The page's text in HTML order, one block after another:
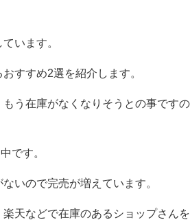
います。
すすめ2選を紹介します。
う在庫がなくなりそうとの事です
です。
いので完売が増えています。
天などで在庫のあるショップさんを